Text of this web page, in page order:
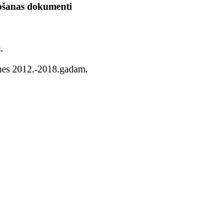
dokumenti
2012.-2018.gadam.